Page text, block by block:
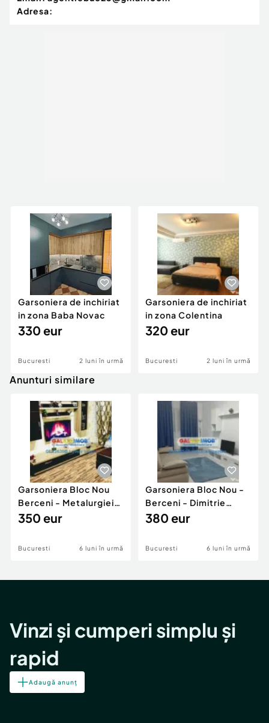
Adresa:
Garsoniera de inchiriat
in zona Baba Novac
330 eur
Bucuresti 2 luni în urmă
Garsoniera de inchiriat
in zona Colentina
320 eur
Bucuresti 2 luni în urmă
Anunturi similare
Garsoniera Bloc Nou
Berceni - Metalurgiei
Park - Postalionul
350 eur
Bucuresti 6 luni în urmă
Garsoniera Bloc Nou -
Berceni - Dimitrie
Leonida
380 eur
Bucuresti 6 luni în urmă
Vinzi și cumperi simplu și
rapid
Adaugă anunț